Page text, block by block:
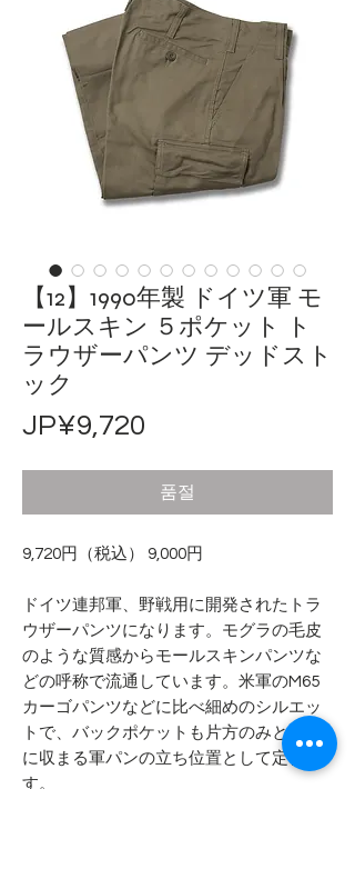
【12】1990年製 ドイツ軍 モ
ールスキン ５ポケット ト
ラウザーパンツ デッドスト
ック
JP¥9,720
품절
9,720円（税込） 9,000円
ドイツ連邦軍、野戦用に開発されたトラ
ウザーパンツになります。モグラの毛皮
のような質感からモールスキンパンツな
どの呼称で流通しています。米軍のM65
カーゴパンツなどに比べ細めのシルエッ
トで、バックポケットも片方のみと綺麗
に収まる軍パンの立ち位置として定番で
す。